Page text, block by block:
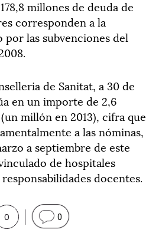
millones de deuda de
corresponden a la
por las subvenciones del
de Sanitat, a 30 de
en un importe de 2,6
millón en 2013), cifra que
a las nóminas,
a septiembre de este
de hospitales
docentes.
0 0